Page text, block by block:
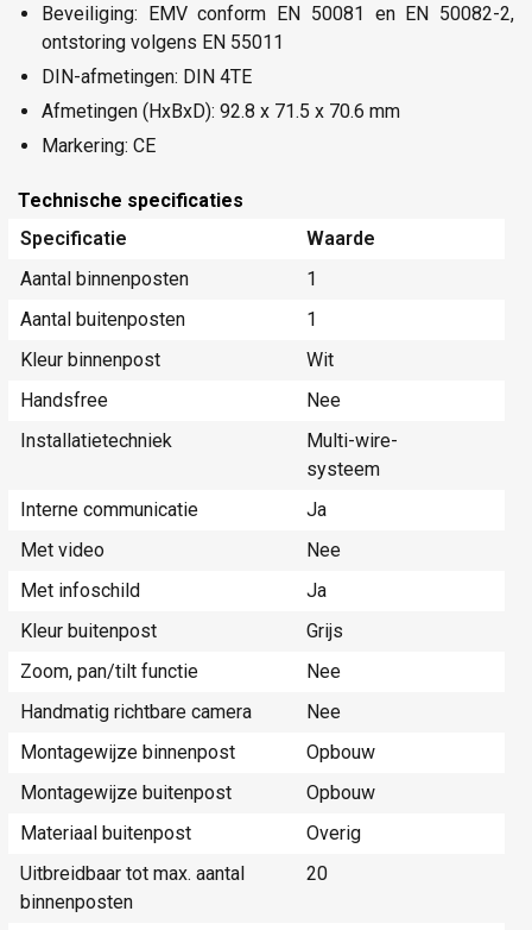
Beveiliging: EMV conform EN 50081 en EN 50082-2,
ontstoring volgens EN 55011
DIN-afmetingen: DIN 4TE
Afmetingen (HxBxD): 92.8 x 71.5 x 70.6 mm
Markering: CE
Technische specificaties
Specificatie
Waarde
Aantal binnenposten
1
Aantal buitenposten
1
Kleur binnenpost
Wit
Handsfree
Nee
Installatietechniek
Multi-wire-
systeem
Interne communicatie
Ja
Met video
Nee
Met infoschild
Ja
Kleur buitenpost
Grijs
Zoom, pan/tilt functie
Nee
Handmatig richtbare camera
Nee
Montagewijze binnenpost
Opbouw
Montagewijze buitenpost
Opbouw
Materiaal buitenpost
Overig
Uitbreidbaar tot max. aantal
binnenposten
20